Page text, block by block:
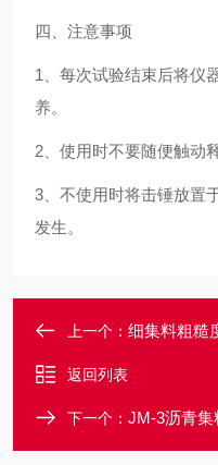
四、注意事项
1
、每次试验结束后将
养。
2 、使用时不要随便触动
3 、不使用时将击锤放
发生。
上一个： 细集料粗糙
返回列表
下一个： JM-3沥青